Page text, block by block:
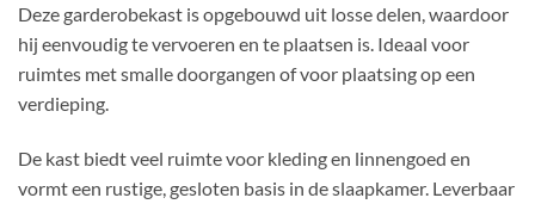
Deze garderobekast is opgebouwd uit losse delen, waardoor
hij eenvoudig te vervoeren en te plaatsen is. Ideaal voor
ruimtes met smalle doorgangen of voor plaatsing op een
verdieping.
De kast biedt veel ruimte voor kleding en linnengoed en
vormt een rustige, gesloten basis in de slaapkamer. Leverbaar